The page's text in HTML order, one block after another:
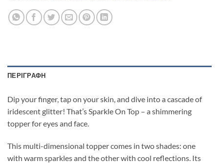
ΠΕΡΙΓΡΑΦΉ
Dip your finger, tap on your skin, and dive into a cascade of
iridescent glitter! That’s Sparkle On Top – a shimmering
topper for eyes and face.
This multi-dimensional topper comes in two shades: one
with warm sparkles and the other with cool reflections. Its